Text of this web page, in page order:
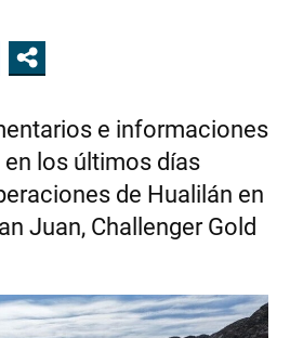
e informaciones
los últimos días
de Hualilán en
Juan, Challenger Gold